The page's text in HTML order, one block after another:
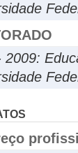
2009: